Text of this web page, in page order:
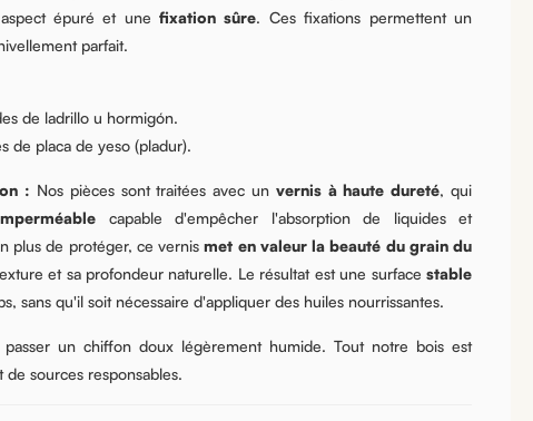
épuré et unefixation sûre. Ces fixations permettent un
parfait.
de ladrillo u hormigón.
de placa de yeso (pladur).
: Nos pièces sont traitées avec un vernis à haute dureté, qui
capable d'empêcher l'absorption de liquides et
plus de protéger, ce vernismet en valeur la beauté du grain du
et sa profondeur naturelle. Le résultat est une surface stable
sans qu'il soit nécessaire d'appliquer des huiles nourrissantes.
un chiffon doux légèrement humide. Tout notre bois est
de sources responsables.